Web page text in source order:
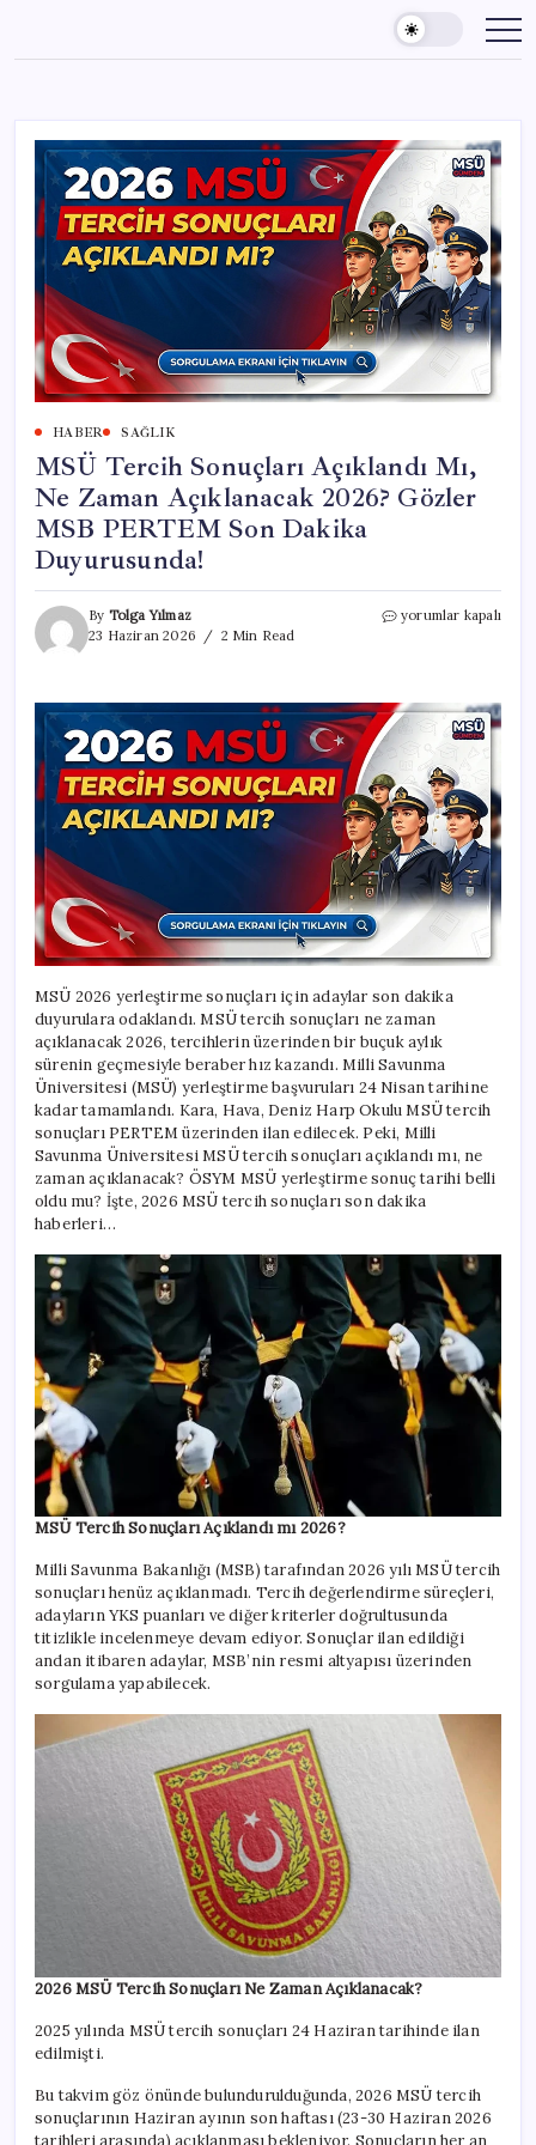
content
HABER SAĞLIK
MSÜ Tercih Sonuçları Açıklandı Mı,
Ne Zaman Açıklanacak 2026? Gözler
MSB PERTEM Son Dakika
Duyurusunda!
By Tolga Yılmaz
23 Haziran 2026
2 Min Read
MSÜ
Ne
Zaman
Açıklanacak
2026?
Gözler
MSB
PERTEM
Son
Dakika
Duyurusunda!
için
yorumlar kapalı
MSÜ 2026 yerleştirme sonuçları için adaylar son dakika
duyurulara odaklandı. MSÜ tercih sonuçları ne zaman
açıklanacak 2026, tercihlerin üzerinden bir buçuk aylık
sürenin geçmesiyle beraber hız kazandı. Milli Savunma
Üniversitesi (MSÜ) yerleştirme başvuruları 24 Nisan tarihine
kadar tamamlandı. Kara, Hava, Deniz Harp Okulu MSÜ tercih
sonuçları PERTEM üzerinden ilan edilecek. Peki, Milli
Savunma Üniversitesi MSÜ tercih sonuçları açıklandı mı, ne
zaman açıklanacak? ÖSYM MSÜ yerleştirme sonuç tarihi belli
oldu mu? İşte, 2026 MSÜ tercih sonuçları son dakika
haberleri…
MSÜ Tercih Sonuçları Açıklandı mı 2026?
Milli Savunma Bakanlığı (MSB) tarafından 2026 yılı MSÜ tercih
sonuçları henüz açıklanmadı. Tercih değerlendirme süreçleri,
adayların YKS puanları ve diğer kriterler doğrultusunda
titizlikle incelenmeye devam ediyor. Sonuçlar ilan edildiği
andan itibaren adaylar, MSB’nin resmi altyapısı üzerinden
sorgulama yapabilecek.
2026 MSÜ Tercih Sonuçları Ne Zaman Açıklanacak?
2025 yılında MSÜ tercih sonuçları 24 Haziran tarihinde ilan
edilmişti.
Bu takvim göz önünde bulundurulduğunda, 2026 MSÜ tercih
sonuçlarının Haziran ayının son haftası (23-30 Haziran 2026
tarihleri arasında) açıklanması bekleniyor. Sonuçların her an